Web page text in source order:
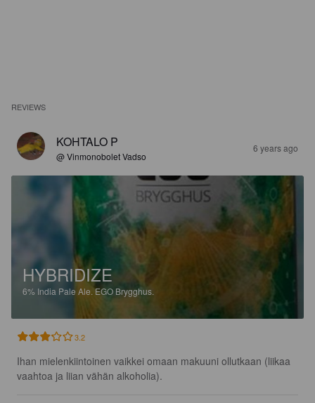
REVIEWS
KOHTALO P
@ Vinmonobolet Vadso
6 years ago
HYBRIDIZE
6% India Pale Ale.EGO Brygghus.
3.2
Ihan mielenkiintoinen vaikkei omaan makuuni ollutkaan (liikaa
vaahtoa ja liian vähän alkoholia).